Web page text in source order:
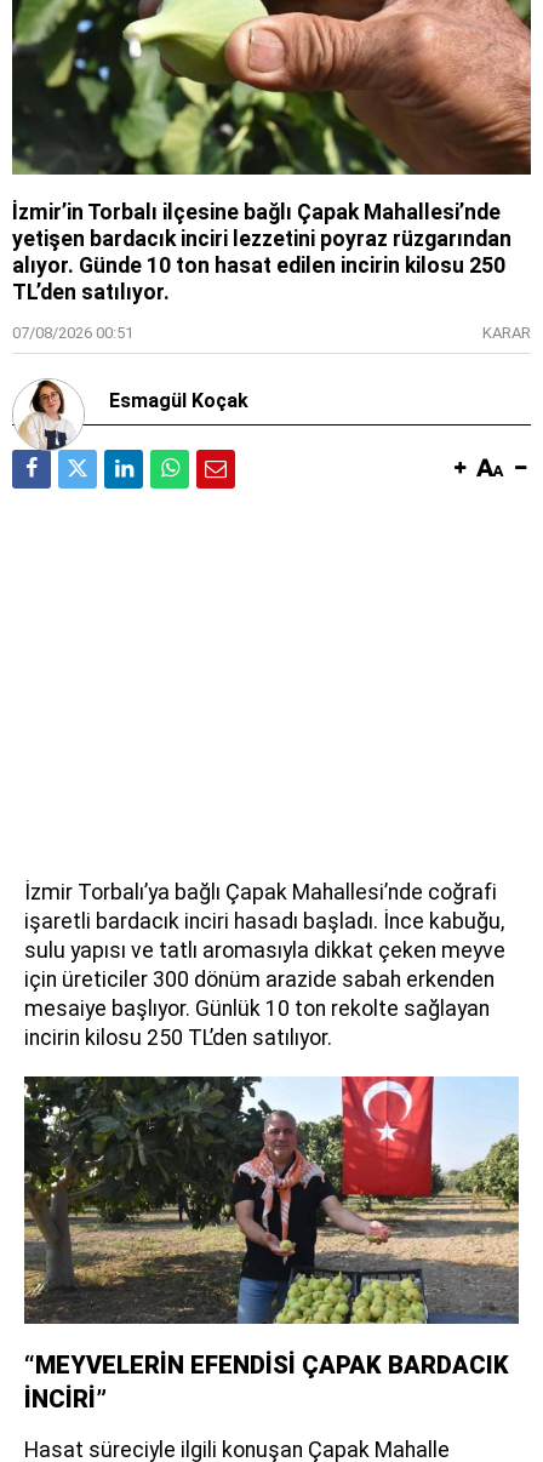
İzmir’in Torbalı ilçesine bağlı Çapak Mahallesi’nde
yetişen bardacık inciri lezzetini poyraz rüzgarından
alıyor. Günde 10 ton hasat edilen incirin kilosu 250
TL’den satılıyor.
07/08/2026 00:51 KARAR
Esmagül Koçak
İzmir Torbalı’ya bağlı Çapak Mahallesi’nde coğrafi
işaretli bardacık inciri hasadı başladı. İnce kabuğu,
sulu yapısı ve tatlı aromasıyla dikkat çeken meyve
için üreticiler 300 dönüm arazide sabah erkenden
mesaiye başlıyor. Günlük 10 ton rekolte sağlayan
incirin kilosu 250 TL’den satılıyor.
“MEYVELERİN EFENDİSİ ÇAPAK BARDACIK
İNCİRİ”
Hasat süreciyle ilgili konuşan Çapak Mahalle